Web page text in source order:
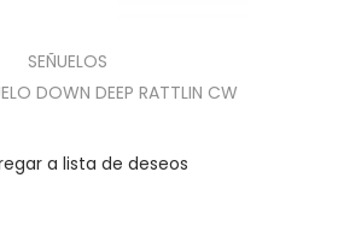
SEÑUELOS
DOWN DEEP RATTLIN CW
a lista de deseos